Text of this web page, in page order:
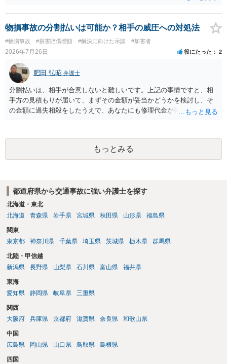
金の支払いにつき、分割払いに合意すれば、和解は可能です。 他方で
合意しなければ和解できないことになります。 今後の見通しを知る為
に、交渉の方向性につき、最寄りの法律事務所で相談だけでもされる
ことも検討ください。
物損事故の分割払いは可能か？相手の威圧への対処法
#物損事故 #損害賠償増額 #解決に向けた示談 #加害者
2026年7月26日 役にたった 2
肥田 弘昭 弁護士
分割払いは、相手が合意しないと難しいです。上記の事情ですと、相
手方の見積もりが届いて、まずその金額が妥当かどうかを検討し、そ
の金額に過失相殺をしたうえで、あなたにも修理代金が発生している
分割払いにしたいとの示談案を提案するのが良いかと思います。威圧
されるのであれば、斡旋、仲裁、民事調停を利用しては如何でしょう
もっとみる
都道府県から交通事故に強い弁護士を探す
北海道・東北
北海道
青森県 岩手県 宮城県 秋田県 山形県 福島県
関東
東京都
神奈川県 千葉県 埼玉県 茨城県 栃木県 群馬県
北陸・甲信越
新潟県
長野県 山梨県 石川県 富山県 福井県
東海
愛知県
静岡県 岐阜県 三重県
関西
大阪府
兵庫県 京都府 滋賀県 奈良県 和歌山県
中国
広島県
岡山県 山口県 鳥取県 島根県
四国